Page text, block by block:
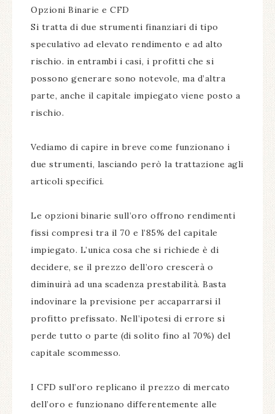
Opzioni Binarie e CFD
Si tratta di due strumenti finanziari di tipo
speculativo ad elevato rendimento e ad alto
rischio. in entrambi i casi, i profitti che si
possono generare sono notevole, ma d’altra
parte, anche il capitale impiegato viene posto a
rischio.
Vediamo di capire in breve come funzionano i
due strumenti, lasciando però la trattazione agli
articoli specifici.
Le opzioni binarie sull’oro offrono rendimenti
fissi compresi tra il 70 e l’85% del capitale
impiegato. L’unica cosa che si richiede è di
decidere, se il prezzo dell’oro crescerà o
diminuirà ad una scadenza prestabilità. Basta
indovinare la previsione per accaparrarsi il
profitto prefissato. Nell’ipotesi di errore si
perde tutto o parte (di solito fino al 70%) del
capitale scommesso.
I CFD sull’oro replicano il prezzo di mercato
dell’oro e funzionano differentemente alle